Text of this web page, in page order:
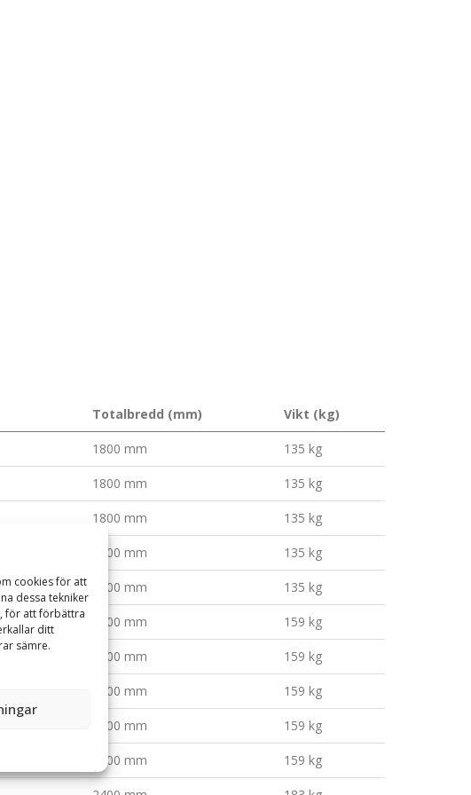
cookies för att
dessa tekniker
för att förbättra
ditt
sämre.
Totalbredd (mm) Vikt (kg)
1800 mm 135 kg
1800 mm 135 kg
1800 mm 135 kg
1800 mm 135 kg
1800 mm 135 kg
2100 mm 159 kg
2100 mm 159 kg
2100 mm 159 kg
2100 mm 159 kg
2100 mm 159 kg